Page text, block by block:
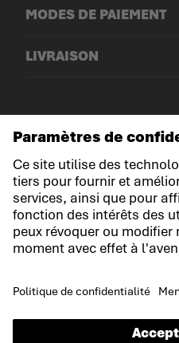
MODES DE PAIEMENT
LIVRAISON
© LOWA Sportschuhe
Mentions légales
Politique de confidentialité
Cookies
Conditions du jeu-concours
Déclaration d'accessibilité